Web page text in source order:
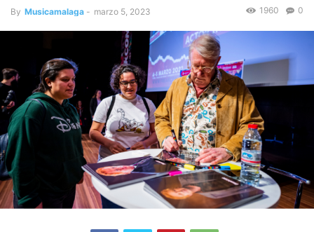
By Musicamalaga - marzo 5, 2023 0
1960